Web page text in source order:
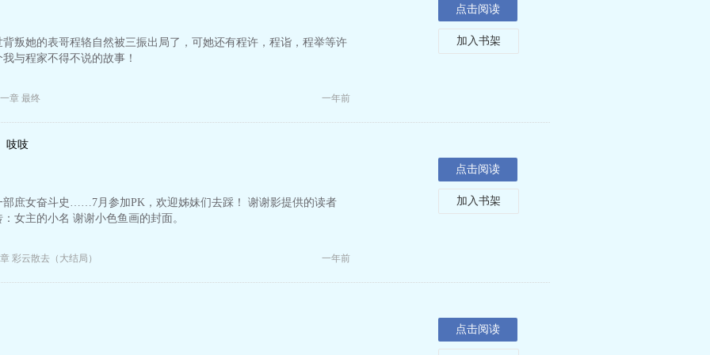
叛她的表哥程辂自然被三振出局了，可她还有程许，程诣，程举等许
与程家不得不说的故事！
章 最终 一年前
点击阅读
加入书架
吱吱
部庶女奋斗史……7月参加PK，欢迎姊妹们去踩！ 谢谢影提供的读者
：女主的小名 谢谢小色鱼画的封面。
彩云散去（大结局） 一年前
点击阅读
加入书架
点击阅读